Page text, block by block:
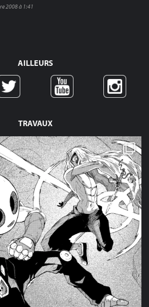
TRAVAUX
2008 à 1:41
AILLEURS